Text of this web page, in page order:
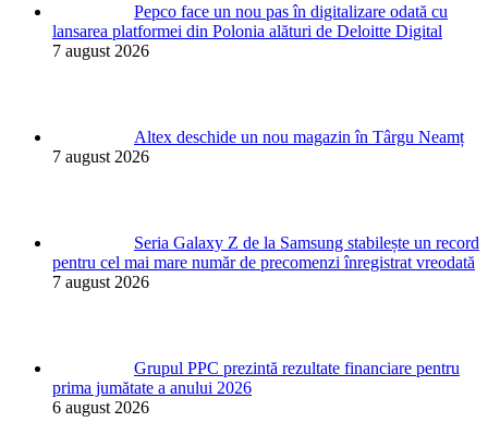
Pepco face un nou pas în digitalizare odată cu
lansarea platformei din Polonia alături de Deloitte Digital
7 august 2026
Altex deschide un nou magazin în Târgu Neamț
7 august 2026
Seria Galaxy Z de la Samsung stabilește un record
pentru cel mai mare număr de precomenzi înregistrat vreodată
7 august 2026
Grupul PPC prezintă rezultate financiare pentru
prima jumătate a anului 2026
6 august 2026